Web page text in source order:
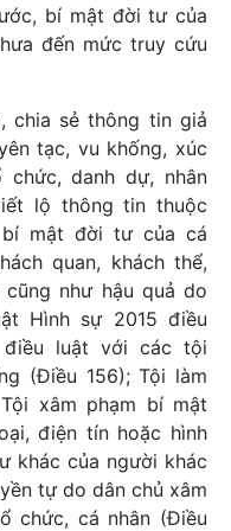
bí mật đời tư của
đến mức truy cứu
chia sẻ thông tin giả
tạc, vu khống, xúc
danh dự, nhân
lộ thông tin thuộc
mật đời tư của cá
quan, khách thể,
như hậu quả do
Hình sự 2015 điều
điều luật với các tội
(Điều 156); Tội làm
xâm phạm bí mật
điện tín hoặc hình
khác của người khác
tự do dân chủ xâm
chức, cá nhân (Điều